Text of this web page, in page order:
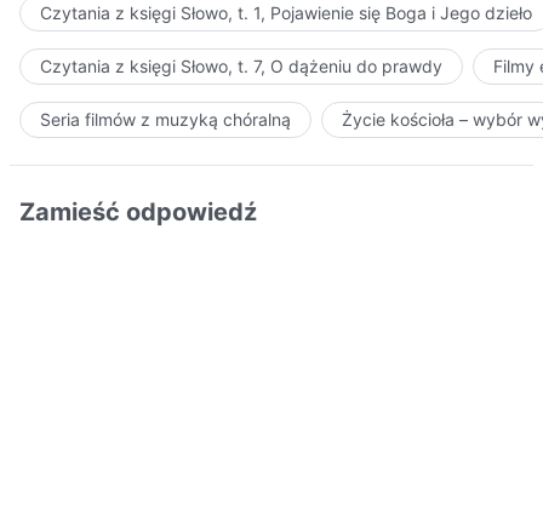
Czytania z księgi Słowo, t. 1, Pojawienie się Boga i Jego dzieło
Czytania z księgi Słowo, t. 7, O dążeniu do prawdy Filmy
Seria filmów z muzyką chóralną Życie kościoła – wybór
Zamieść odpowiedź